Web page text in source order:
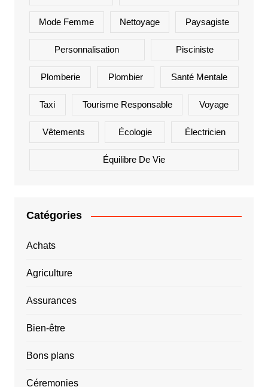
Mode Femme Nettoyage Paysagiste
Personnalisation Pisciniste
Plomberie Plombier Santé Mentale
Taxi Tourisme Responsable Voyage
Vêtements Écologie Électricien
Équilibre De Vie
Catégories
Achats
Agriculture
Assurances
Bien-être
Bons plans
Céremonies